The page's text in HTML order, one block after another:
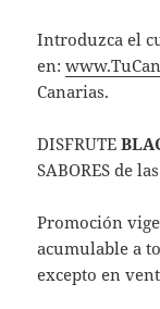
Introduzca el
en:
Canarias.
DISFRUTE
SABORES de
Promoción
acumulable a
excepto en